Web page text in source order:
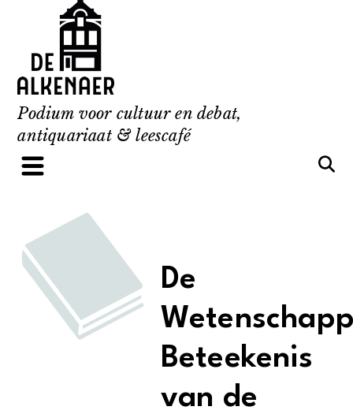
content
Podium voor cultuur en debat,
antiquariaat & leescafé
De
Beteekenis
van de